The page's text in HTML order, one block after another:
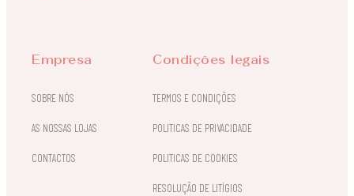
Empresa
SOBRE NÓS
AS NOSSAS LOJAS
CONTACTOS
Condições legais
TERMOS E CONDIÇÕES
POLITICAS DE PRIVACIDADE
POLITICAS DE COOKIES
RESOLUÇÃO DE LITÍGIOS